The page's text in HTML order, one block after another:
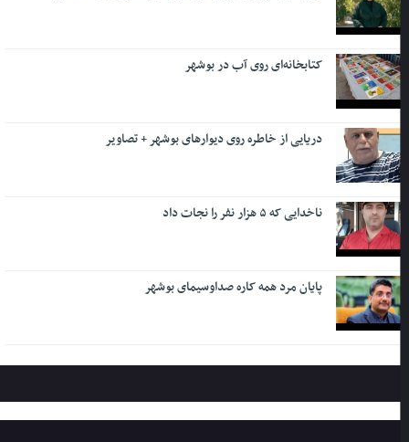
کتابخانه‌ای روی آب در بوشهر
دریایی از خاطره روی دیوارهای بوشهر + تصاویر
ناخدایی که ۵ هزار نفر را نجات داد
پایان مرد همه کاره صداوسیمای بوشهر